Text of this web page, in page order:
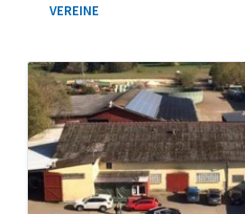
VEREINE